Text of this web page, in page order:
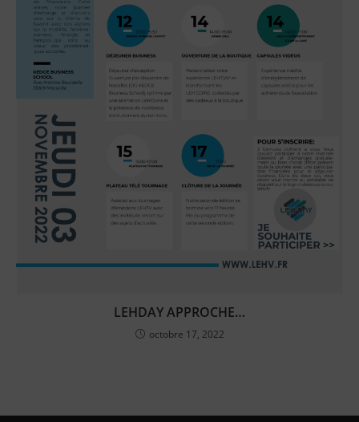
LEHDAY APPROCHE…
octobre 17, 2022